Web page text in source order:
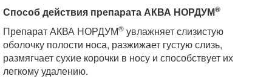
Способ действия препарата АКВА НОРДУМ®
Препарат АКВА НОРДУМ® увлажняет слизистую
оболочку полости носа, разжижает густую слизь,
размягчает сухие корочки в носу и способствует их
легкому удалению.